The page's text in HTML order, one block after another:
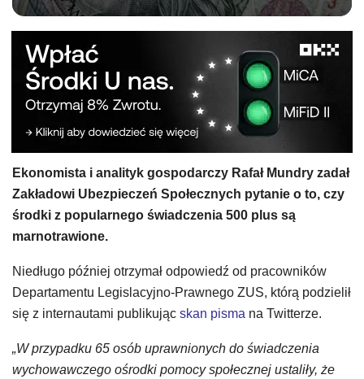
Ekonomista i analityk gospodarczy Rafał Mundry zadał
Zakładowi Ubezpieczeń Społecznych pytanie o to, czy
środki z popularnego świadczenia 500 plus są
marnotrawione.
Niedługo później otrzymał odpowiedź od pracowników
Departamentu Legislacyjno-Prawnego ZUS, którą podzielił
się z internautami publikując skan pisma na Twitterze.
„W przypadku 65 osób uprawnionych do świadczenia
wychowawczego ośrodki pomocy społecznej ustaliły, że